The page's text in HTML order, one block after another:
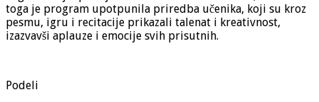
toga je program upotpunila priredba učenika, koji su kroz
pesmu, igru i recitacije prikazali talenat i kreativnost,
izazvavši aplauze i emocije svih prisutnih.
Podeli